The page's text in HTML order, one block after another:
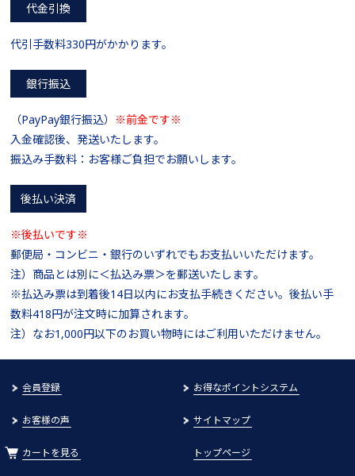
代金引換
代引手数料330円がかかります。
銀行振込
（PayPay銀行振込） ※前金です※
入金確認後、発送いたします。
振込み手数料：お客様ご負担でお願いします。
後払い決済
※後払いです※
郵便局・コンビニ・銀行のいずれでもお支払いいただけます。
注）商品とは別に＜払込み票＞を郵送いたします。
※払込み票は到着後14日以内にお支払手続きください。後払い手
数料418円が注文時に加算されます。
注）なお1,000円以下のお買い物時にはご利用いただけません。
会員登録 お得なポイントシステム
お客様の声 サイトマップ
カートを見る トップページ